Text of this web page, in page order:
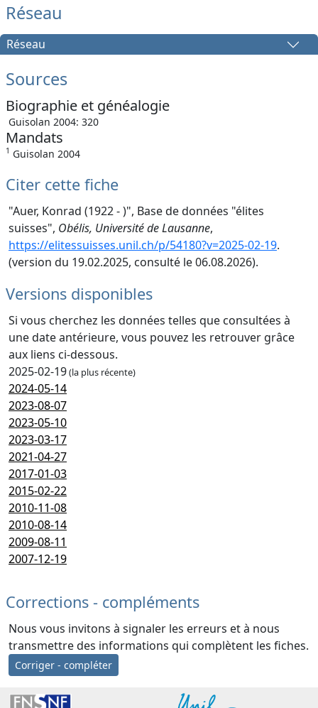
Réseau
Réseau
Sources
Biographie et généalogie
Guisolan 2004: 320
Mandats
1 Guisolan 2004
Citer cette fiche
"Auer, Konrad (1922 - )", Base de données "élites
suisses", Obélis, Université de Lausanne,
https://elitessuisses.unil.ch/p/54180?v=2025-02-19.
(version du 19.02.2025, consulté le 06.08.2026).
Versions disponibles
Si vous cherchez les données telles que consultées à
une date antérieure, vous pouvez les retrouver grâce
aux liens ci-dessous.
2025-02-19(la plus récente)
2024-05-14
2023-08-07
2023-05-10
2023-03-17
2021-04-27
2017-01-03
2015-02-22
2010-11-08
2010-08-14
2009-08-11
2007-12-19
Corrections - compléments
Nous vous invitons à signaler les erreurs et à nous
transmettre des informations qui complètent les fiches.
Corriger - compléter